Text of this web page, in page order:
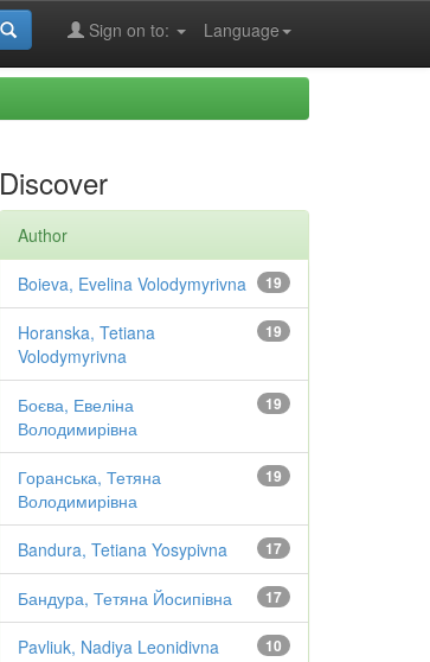
Language
Sign on to:
Discover
Author
19
Boieva, Evelina Volodymyrivna
19
Horanska, Tetiana
Volodymyrivna
19
Боєва, Евеліна
Володимирівна
19
Горанська, Тетяна
Володимирівна
17
Bandura, Tetiana Yosypivna
17
Бандура, Тетяна Йосипівна
10
Pavliuk, Nadiya Leonidivna